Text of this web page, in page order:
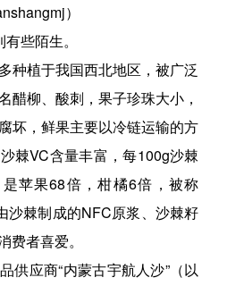
）
些陌生。
种植于我国西北地区，被广泛
醋柳、酸刺，果子珍珠大小，
坏，鲜果主要以冷链运输的方
棘VC含量丰富，每100g沙棘
苹果68倍，柑橘6倍，被称
沙棘制成的NFC原浆、沙棘籽
者喜爱。
供应商“内蒙古宇航人沙”（以